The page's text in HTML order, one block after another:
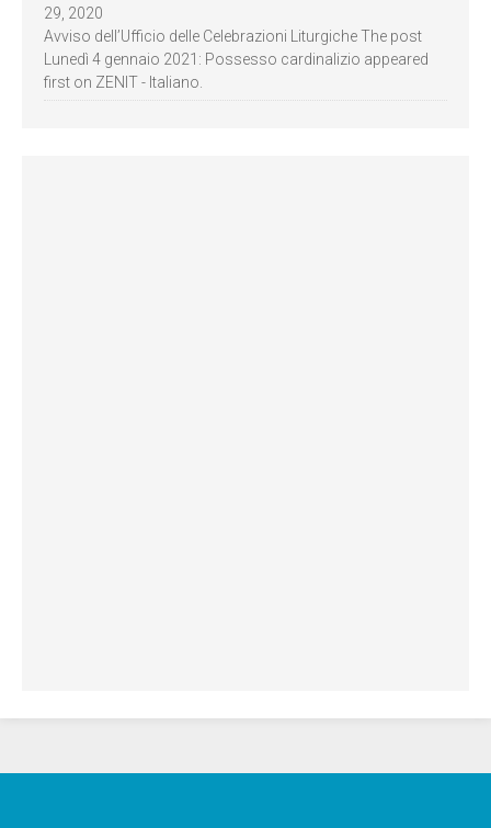
29, 2020
Avviso dell’Ufficio delle Celebrazioni Liturgiche The post
Lunedì 4 gennaio 2021: Possesso cardinalizio appeared
first on ZENIT - Italiano.